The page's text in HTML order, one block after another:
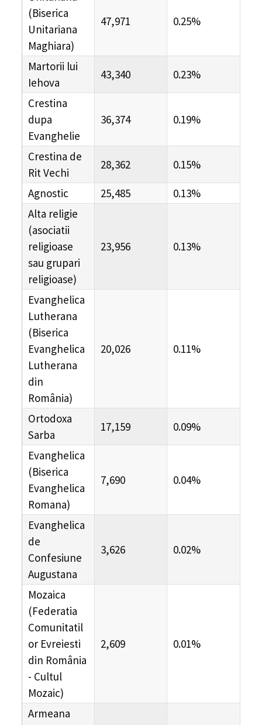
(Biserica
Unitariana
Maghiara)
47,971 0.25%
Martorii lui
Iehova
43,340 0.23%
Crestina
dupa
Evanghelie
36,374 0.19%
Crestina de
Rit Vechi
28,362 0.15%
Agnostic 25,485
0.13%
Alta religie
(asociatii
religioase
sau grupari
religioase)
23,956 0.13%
Evanghelica
Lutherana
(Biserica
Evanghelica
Lutherana
din
România)
20,026 0.11%
Ortodoxa
Sarba
17,159 0.09%
Evanghelica
(Biserica
Evanghelica
Romana)
7,690 0.04%
Evanghelica
de
Confesiune
Augustana
3,626 0.02%
Mozaica
(Federatia
Comunitatil
or Evreiesti
din România
- Cultul
Mozaic)
2,609 0.01%
Armeana